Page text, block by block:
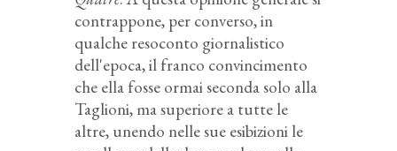
contrappone, per converso, in
qualche resoconto giornalistico
dell'epoca, il franco convincimento
che ella fosse ormai seconda solo alla
Taglioni, ma superiore a tutte le
altre, unendo nelle sue esibizioni le